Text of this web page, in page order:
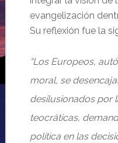
evangelización
Su reflexión fue la
“Los Europeos,
moral, se
desilusionados por
teocráticas,
política en las